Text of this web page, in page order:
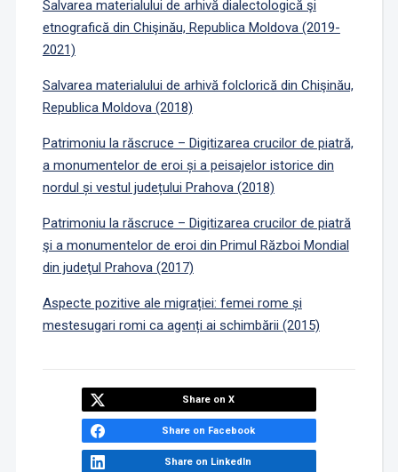
Salvarea materialului de arhivă dialectologică şi
etnografică din Chişinău, Republica Moldova (2019-
2021)
Salvarea materialului de arhivă folclorică din Chişinău,
Republica Moldova (2018)
Patrimoniu la răscruce – Digitizarea crucilor de piatră,
a monumentelor de eroi și a peisajelor istorice din
nordul și vestul județului Prahova (2018)
Patrimoniu la răscruce – Digitizarea crucilor de piatră
şi a monumentelor de eroi din Primul Război Mondial
din judeţul Prahova (2017)
Aspecte pozitive ale migrației: femei rome și
mestesugari romi ca agenți ai schimbării (2015)
Share on X
Share on Facebook
Share on LinkedIn